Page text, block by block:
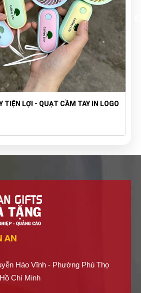
TIỆN LỢI - QUẠT CẦM TAY IN LOGO
AN
Háo Vĩnh - Phường Phú Thọ
Chí Minh